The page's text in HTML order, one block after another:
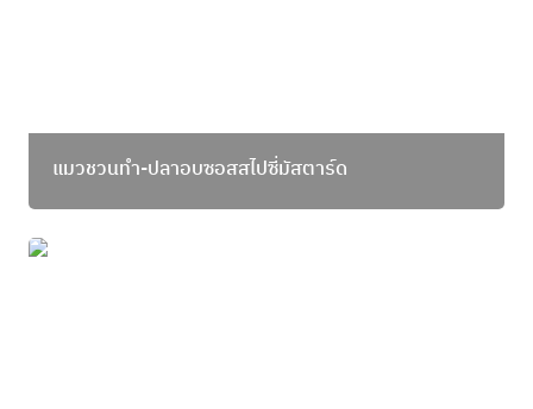
แมวชวนทำ-ปลาอบซอสสไปซี่มัสตาร์ด
แมวชวนทำ-เหลืองญี่ปุ่นอย่างพอดีคำ